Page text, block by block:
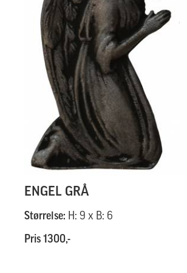
ENGEL GRÅ
Størrelse: H: 9 x B: 6
Pris 1300,-